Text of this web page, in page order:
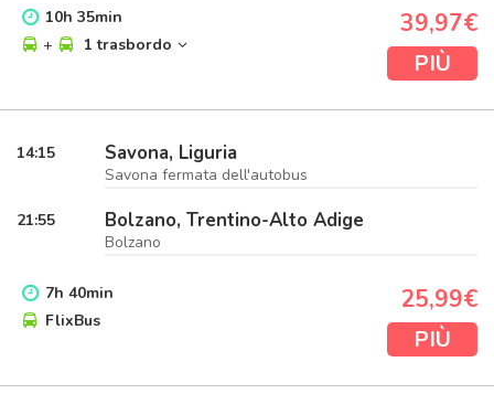
10h 35min
+
1 trasbordo
39,97€
PIÙ
14:15 Savona, Liguria
Savona fermata dell'autobus
21:55 Bolzano, Trentino-Alto Adige
Bolzano
7h 40min
FlixBus
25,99€
PIÙ